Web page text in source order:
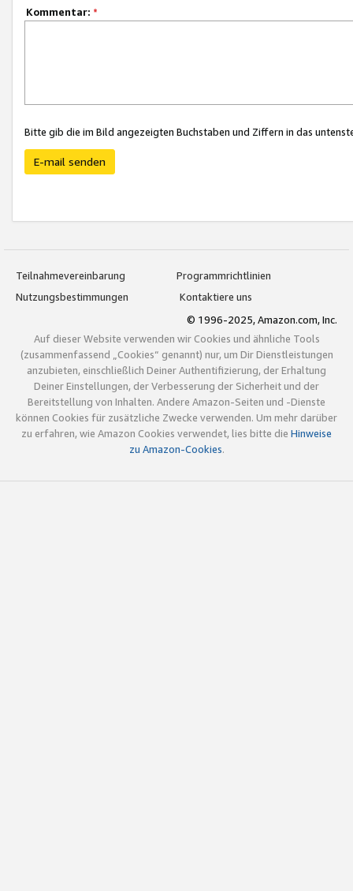
Kommentar: *
Bitte gib die im Bild angezeigten Buchstaben und Ziffern in das
E-mail senden
Teilnahmevereinbarung
Programmrichtlinien
Nutzungsbestimmungen
Kontaktiere uns
© 1996-2025, Amazon.com, Inc.
Auf dieser Website verwenden wir Cookies und ähnliche Tools
(zusammenfassend „Cookies“ genannt) nur, um Dir Dienstleistungen
anzubieten, einschließlich Deiner Authentifizierung, der Erhaltung
Deiner Einstellungen, der Verbesserung der Sicherheit und der
Bereitstellung von Inhalten. Andere Amazon-Seiten und -Dienste
können Cookies für zusätzliche Zwecke verwenden. Um mehr darüber
zu erfahren, wie Amazon Cookies verwendet, lies bitte die Hinweise
zu Amazon-Cookies.